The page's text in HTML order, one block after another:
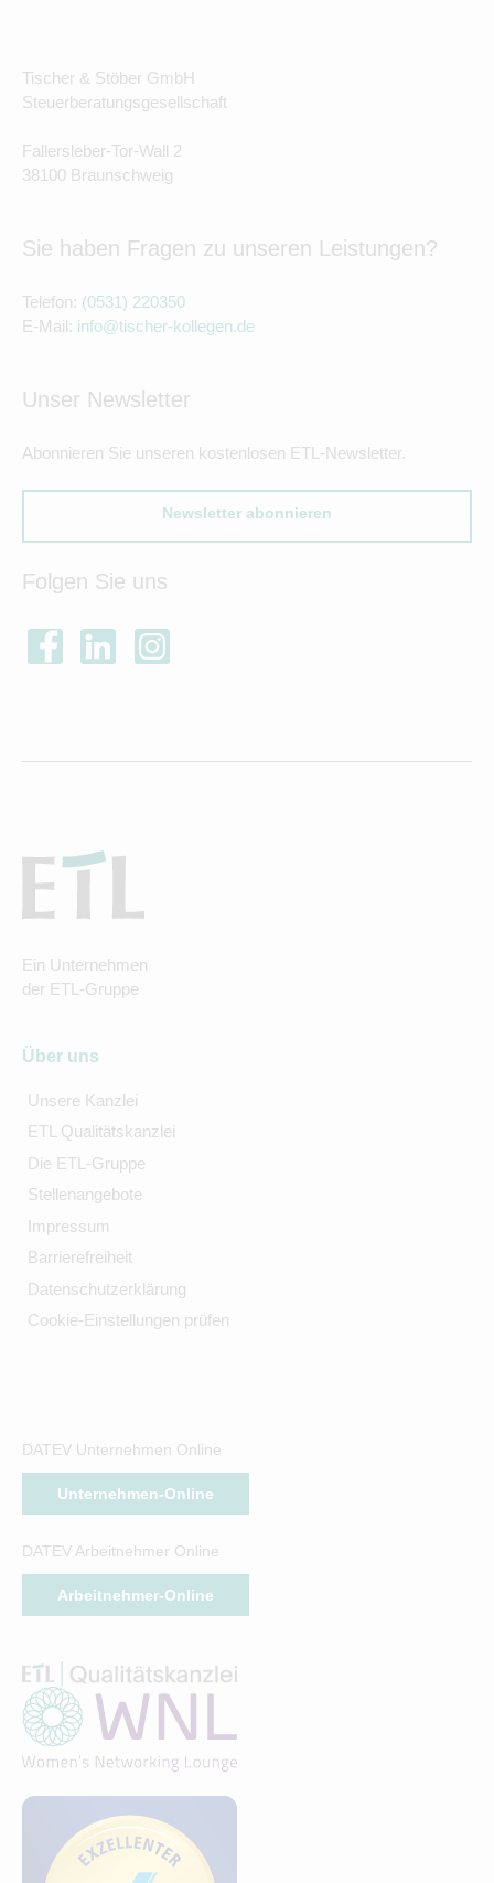
Tischer & Stöber GmbH
Steuerberatungsgesellschaft
Fallersleber-Tor-Wall 2
38100 Braunschweig
Sie haben Fragen zu unseren Leistungen?
Telefon: (0531) 220350
E-Mail: info@tischer-kollegen.de
Unser Newsletter
Abonnieren Sie unseren kostenlosen ETL-Newsletter.
Newsletter abonnieren
Folgen Sie uns
Ein Unternehmen
der ETL-Gruppe
Über uns
Unsere Kanzlei
ETL Qualitätskanzlei
Die ETL-Gruppe
Stellenangebote
Impressum
Barrierefreiheit
Datenschutzerklärung
Cookie-Einstellungen prüfen
DATEV Unternehmen Online
Unternehmen-Online
DATEV Arbeitnehmer Online
Arbeitnehmer-Online